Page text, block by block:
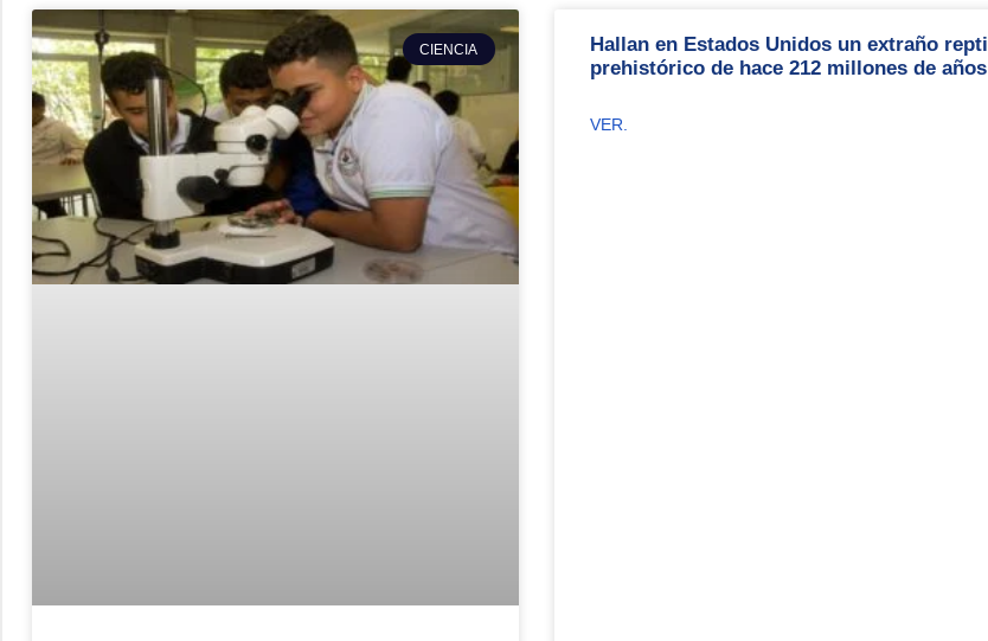
CIENCIA
Hallan en Estados Unidos un extraño reptil
prehistórico de hace 212 millones de años
VER.